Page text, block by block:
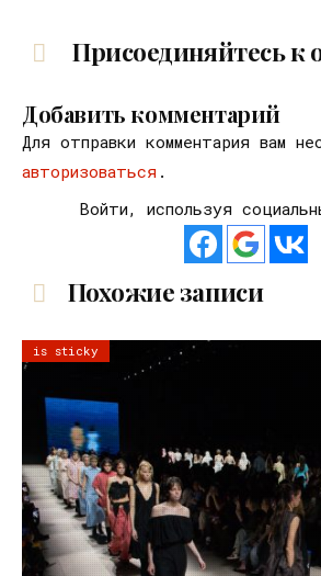
Присоединяйтесь к
Добавить комментарий
Для отправки комментария вам
авторизоваться .
Войти, используя
Похожие записи
is sticky